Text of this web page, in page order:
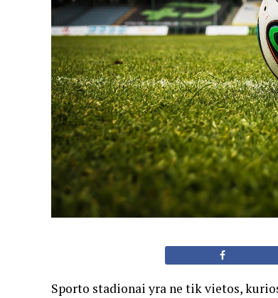
Sporto stadionai yra ne tik vietos,